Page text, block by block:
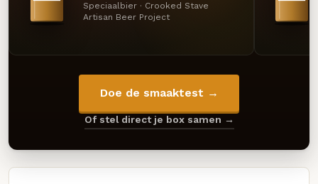
Speciaalbier · Crooked Stave
Artisan Beer Project
Doe de smaaktest →
Of stel direct je box samen →